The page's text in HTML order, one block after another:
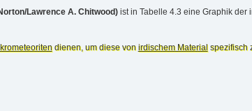
Lawrence A. Chitwood) ist in Tabelle 4.3 eine Graphik der
dienen, um diese von irdischem Materialspezifisch